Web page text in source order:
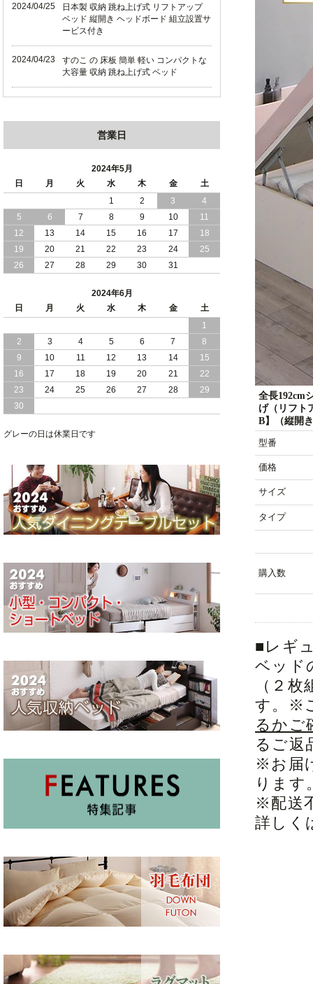
全長192cm
げ（リフト
B】（縦開
型番
価格
サイズ
タイプ
購入数
■レギ
ベッド
（２
す。※
るかご
るご返
※お届
ります
※配送
詳しく
2024/04/25
日本製 収納 跳ね上げ式 リフトアップ
ベッド 縦開き ヘッドボード 組立設置サ
ービス付き
2024/04/23
すのこ の 床板 簡単 軽い コンパクトな
大容量 収納 跳ね上げ式 ベッド
2024/03/28
収納 付き 大容量 チェスト ベッド 日本
製 ヘッドボードなし
2024/02/23
畳 の 床面 で 敷き布団 で 寝られる 引き
出し 収納庫 付 大容量 チェスト ベッド
日本製
2024/02/13
床 畳仕様 で 敷き布団 が 使える 引き出
し 収納庫 付き チェスト ベッド 日本製
おすすめ 引出し 収納 付 シンプル ＆ ス
タイリッシュ 国産 日本製 チェスト ベ
2024/02/02
日本製 引出し 収納 と 棚 コンセント が
付いた シンプル デザイン チェスト ベ
ッド
2024/01/24
チェスト ベッド
営業日
2024年5月
日
月 火 水 木 金
土
1
2 3
4
5
6 7 8 9 10
11
12
13 14 15 16 17
18
19
20 21 22 23 24
25
26
27 28 29 30 31
2024年6月
日
月 火 水 木 金
土
1
2
3 4 5 6 7
8
9
10 11 12 13 14
15
16
17 18 19 20 21
22
23
24 25 26 27 28
29
30
グレーの日は休業日です